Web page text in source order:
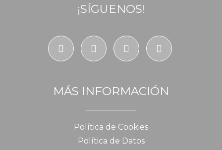
¡SÍGUENOS!
MÁS INFORMACIÓN
Política de Cookies
Política de Datos